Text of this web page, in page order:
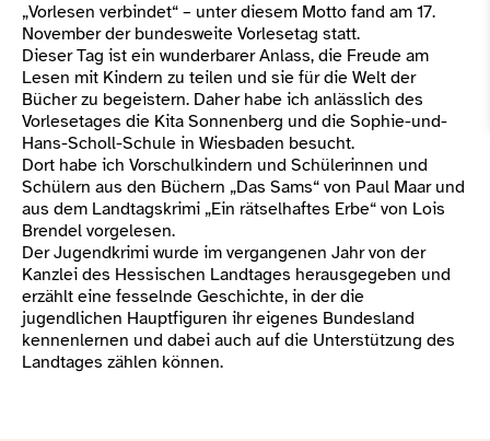
„Vorlesen verbindet“ – unter diesem Motto fand am 17.
November der bundesweite Vorlesetag statt.
Dieser Tag ist ein wunderbarer Anlass, die Freude am
Lesen mit Kindern zu teilen und sie für die Welt der
Bücher zu begeistern. Daher habe ich anlässlich des
Vorlesetages die Kita Sonnenberg und die Sophie-und-
Hans-Scholl-Schule in Wiesbaden besucht.
Dort habe ich Vorschulkindern und Schülerinnen und
Schülern aus den Büchern „Das Sams“ von Paul Maar und
aus dem Landtagskrimi „Ein rätselhaftes Erbe“ von Lois
Brendel vorgelesen.
Der Jugendkrimi wurde im vergangenen Jahr von der
Kanzlei des Hessischen Landtages herausgegeben und
erzählt eine fesselnde Geschichte, in der die
jugendlichen Hauptfiguren ihr eigenes Bundesland
kennenlernen und dabei auch auf die Unterstützung des
Landtages zählen können.